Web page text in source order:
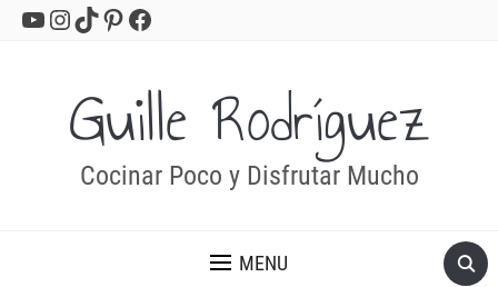
YouTube
Instagram
TikTok
Pinterest
Facebook
Guille Rodríguez
Cocinar Poco y Disfrutar Mucho
MENU